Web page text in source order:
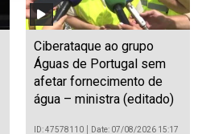
Ciberataque ao grupo
Águas de Portugal sem
afetar fornecimento de
água – ministra (editado)
ID: 47578110 Date: 07/08/2026 15:17